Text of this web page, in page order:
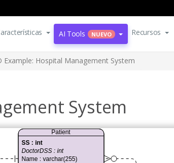
AI Tools NUEVO Recursos
Example: Hospital Management System
System